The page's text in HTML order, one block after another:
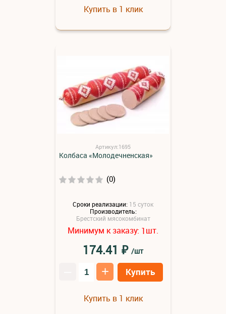
Купить в 1 клик
Артикул:1695
Колбаса «Молодечненская»
(0)
Сроки реализации: 15 суток
Производитель:
Брестский мясокомбинат
Минимум к заказу: 1шт.
174.41 ₽ /шт
+ Купить
Купить в 1 клик